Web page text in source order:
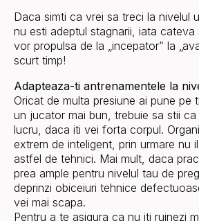
Daca simti ca vrei sa treci la nivelul
nu esti adeptul stagnarii, iata
vor propulsa de la „incepator” la
scurt timp!
Adapteaza-ti antrenamentele la
Oricat de multa presiune ai pune pe
un jucator mai bun, trebuie sa stii
lucru, daca iti vei forta corpul.
extrem de inteligent, prin urmare nu
astfel de tehnici. Mai mult, daca
prea ample pentru nivelul tau de
deprinzi obiceiuri tehnice
vei mai scapa.
Pentru a te asigura ca nu iti ruinezi